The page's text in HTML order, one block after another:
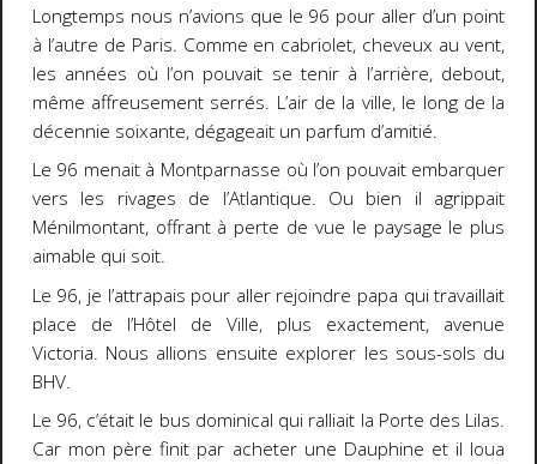
Longtemps nous n’avions que le 96 pour aller d’un point
à l’autre de Paris. Comme en cabriolet, cheveux au vent,
les années où l’on pouvait se tenir à l’arrière, debout,
même affreusement serrés. L’air de la ville, le long de la
décennie soixante, dégageait un parfum d’amitié.
Le 96 menait à Montparnasse où l’on pouvait embarquer
vers les rivages de l’Atlantique. Ou bien il agrippait
Ménilmontant, offrant à perte de vue le paysage le plus
aimable qui soit.
Le 96, je l’attrapais pour aller rejoindre papa qui travaillait
place de l’Hôtel de Ville, plus exactement, avenue
Victoria. Nous allions ensuite explorer les sous-sols du
BHV.
Le 96, c’était le bus dominical qui ralliait la Porte des Lilas.
Car mon père finit par acheter une Dauphine et il loua